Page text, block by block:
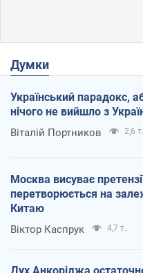
Думки
Український парадокс,
нічого не вийшло з
Віталій Портников 2,6 т.
Москва висуває
перетворюється на
Китаю
Віктор Каспрук 4,7 т.